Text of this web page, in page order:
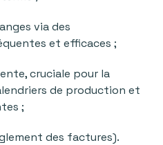
via des
et efficaces ;
cruciale pour la
de production et
;
des factures).